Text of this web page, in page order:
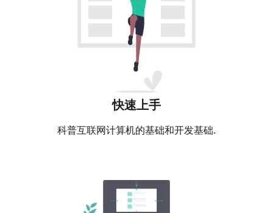
快速上手
科普互联网计算机的基础和开发基础.